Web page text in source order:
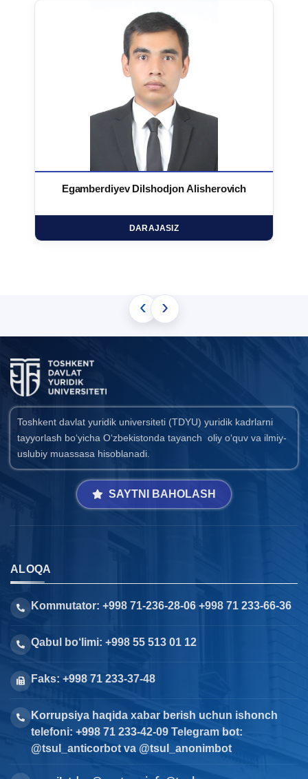
Egamberdiyev Dilshodjon Alisherovich
DARAJASIZ
‹ ›
Toshkent davlat yuridik universiteti (TDYU) yuridik kadrlarni
tayyorlash bo‘yicha O‘zbekistonda tayanch oliy o‘quv va ilmiy-
uslubiy muassasa hisoblanadi.
SAYTNI BAHOLASH
ALOQA
Kommutator: +998 71-236-28-06 +998 71 233-66-36
Qabul bo‘limi: +998 55 513 01 12
Faks: +998 71 233-37-48
Korrupsiya haqida xabar berish uchun ishonch
telefoni: +998 71 233-42-09 Telegram bot:
@tsul_anticorbot va @tsul_anonimbot